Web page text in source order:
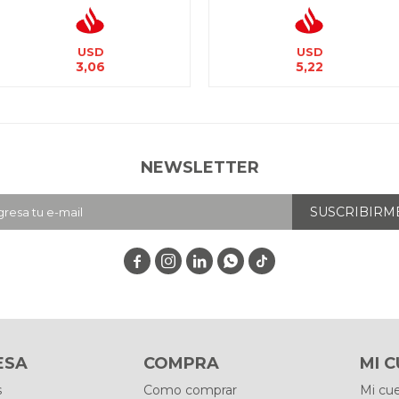
USD
3,06
USD
5,22
COMPRA
Como comprar
MI
Mi
NEWSLETTER
   